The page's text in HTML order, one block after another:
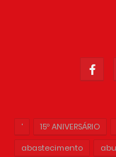
' 15º ANIVERSÁRIO
abastecimento